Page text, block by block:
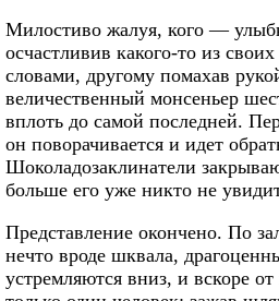
Милостиво жалуя, кого —
осчастливив какого-то из
словами, другому помахав
величественный монсеньер
вплоть до самой последней.
он поворачивается и идет
Шоколадозаклинатели
больше его уже никто не
Представление окончено. По
нечто вроде шквала,
устремляются вниз, и вскоре